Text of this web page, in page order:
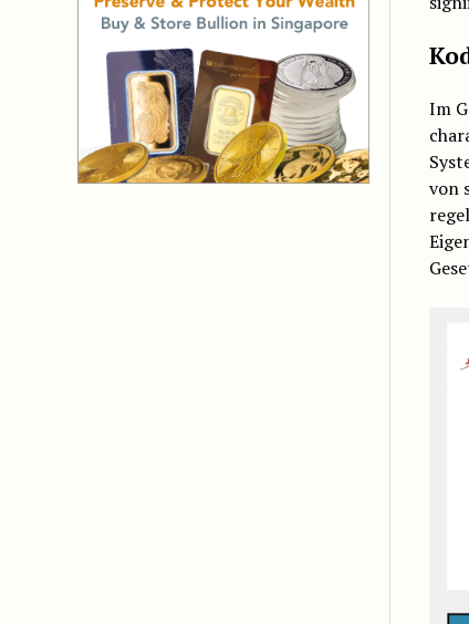
Im
von